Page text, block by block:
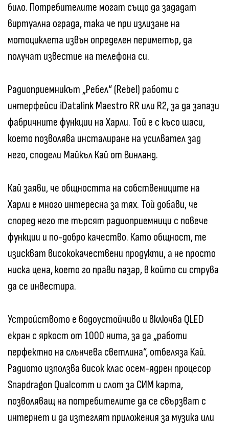
било. Потребителите могат също да зададат
виртуална ограда, така че при излизане на
мотоциклета извън определен периметър, да
получат известие на телефона си.
Радиоприемникът „Ребел“ (Rebel) работи с
интерфейси iDatalink Maestro RR или R2, за да запази
фабричните функции на Харли. Той е с късо шаси,
което позволява инсталиране на усилвател зад
него, сподели Майкъл Кай от Винланд.
Кай заяви, че общността на собствениците на
Харли е много интересна за тях. Той добави, че
според него те търсят радиоприемници с повече
функции и по-добро качество. Като общност, те
изискват висококачествени продукти, а не просто
ниска цена, което го прави пазар, в който си струва
да се инвестира.
Устройството е водоустойчиво и включва QLED
екран с яркост от 1000 нита, за да „работи
перфектно на слънчева светлина“, отбеляза Кай.
Радиото използва висок клас осем-ядрен процесор
Snapdragon Qualcomm и слот за СИМ карта,
позволяващ на потребителите да се свързват с
интернет и да изтеглят приложения за музика или